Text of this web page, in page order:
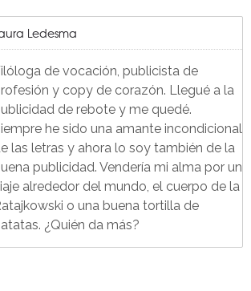
Ledesma
de vocación, publicista de
y copy de corazón. Llegué a la
de rebote y me quedé.
he sido una amante incondicional
las letras y ahora lo soy también de la
publicidad. Vendería mi alma por un
alrededor del mundo, el cuerpo de la
o una buena tortilla de
¿Quién da más?